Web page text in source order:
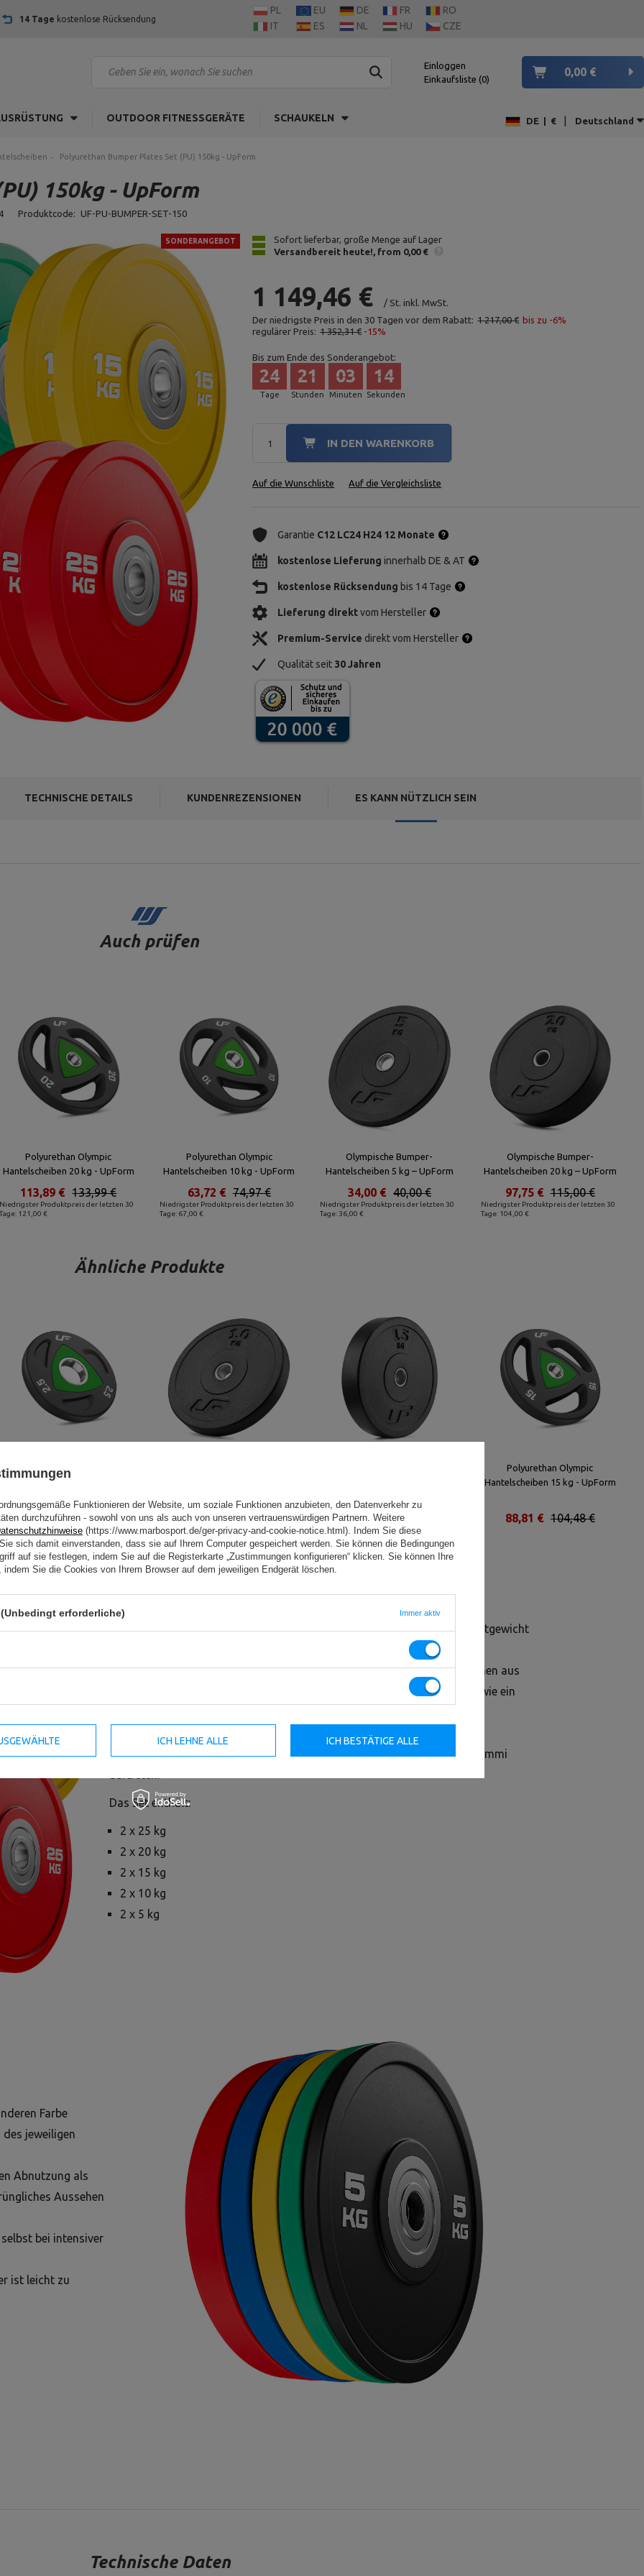
14 Tage kostenlose Rücksendung
PL EU DE FR
RO
IT
ES NL HU CZE
Einloggen
Einkaufsliste 0
0,00 €
OUTDOOR FITNESSGERÄTE SCHAUKELN DE € | Deutschland
Polyurethan Bumper Plates Set (PU) 150kg - UpForm
150kg - UpForm
Produktcode: UF-PU-BUMPER-SET-150
SONDERANGEBOT
Sofort lieferbar, große Menge auf Lager
Versandbereit heute! from 0,00 €
1 149,46 € / St. inkl. MwSt.
Der niedrigste Preis in den 30 Tagen vor dem Rabatt: 1 217,00 € bis zu -6%
regulärer Preis: 1 352,31 € -15%
Bis zum Ende des Sonderangebot:
Tage
24
Stunden
21
Minuten
03
Sekunden
13
IN DEN WARENKORB
Auf die Wunschliste Auf die Vergleichsliste
Garantie C12 LC24 H24 12 Monate
kostenlose Lieferung innerhalb DE & AT
kostenlose Rücksendung bis 14 Tage
Lieferung direktvom Hersteller
Premium-Service direkt vom Hersteller
Qualität seit 30 Jahren
TECHNISCHE DETAILS KUNDENREZENSIONEN ES KANN NÜTZLICH SEIN
Auch prüfen
Polyurethan Olympic
Hantelscheiben 20 kg - UpForm
Niedrigster Produktpreis der letzten 30
Tage: 121,00 €
133,99 €
113,89 €
Polyurethan Olympic
Hantelscheiben 10 kg - UpForm
Niedrigster Produktpreis der letzten 30
Tage: 67,00 €
74,97 €
63,72 €
Olympische Bumper-
Hantelscheiben 5 kg – UpForm
Niedrigster Produktpreis der letzten 30
Tage: 36,00 €
40,00 €
34,00 €
Olympische Bumper-
Hantelscheiben 20 kg – UpForm
Niedrigster Produktpreis der letzten 30
Tage: 104,00 €
115,00 €
97,75 €
Ähnliche Produkte
Hantelscheiben 2.5 kg - UpForm
29,36 €
24,96 € 65,00 €
55,25 € 89,00 €
75,65 €
Polyurethan Olympic
Hantelscheiben 15 kg - UpForm
104,48 €
88,81 €
Das Set von Polyurethan (PU) Bumper-Gewichtsplatten mit einem Gesamtgewicht
von 150 kg von UpForm ist die ideale Wahl sowohl für professionelle
Fitnessstudios als auch für den Heimgebrauch. Die Bumper Plates bestehen aus
hochwertigem Polyurethan und bieten außergewöhnliche Haltbarkeit sowie ein
widerstandsfähig gegen Beschädigungen und Kratzer und verhindern
unangenehme Gerüche, die oft bei herkömmlichen Bumper Plates aus Gummi
Das Set enthält:
2 x 25 kg
2 x 20 kg
2 x 15 kg
2 x 10 kg
2 x 5 kg
Farbe
jeweiligen
Abnutzung als
Aussehen
bei intensiver
ist leicht zu
Technische Daten
Funktionieren der Website, um soziale Funktionen anzubieten, den Datenverkehr zu
durchzuführen - sowohl von uns als auch von unseren vertrauenswürdigen Partnern. Weitere
(https://www.marbosport.de/ger-privacy-and-cookie-notice.html). Indem Sie diese
sich damit einverstanden, dass sie auf Ihrem Computer gespeichert werden. Sie können die Bedingungen
auf sie festlegen, indem Sie auf die Registerkarte „Zustimmungen konfigurieren“ klicken. Sie können Ihre
indem Sie die Cookies von Ihrem Browser auf dem jeweiligen Endgerät löschen.
erforderliche) Immer aktiv
ICH LEHNE ALLE ICH BESTÄTIGE ALLE